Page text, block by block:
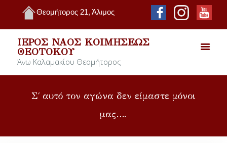
Θεομήτορος 21, Άλιμος
ΙΕΡΌΣ ΝΑΌΣ ΚΟΙΜΉΣΕΩΣ
ΘΕΟΤΌΚΟΥ
Άνω Καλαμακίου Θεομήτορος
Σ΄ αυτό τον αγώνα δεν είμαστε μόνοι
μας….